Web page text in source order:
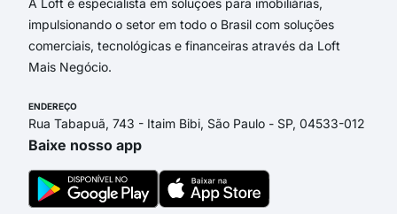
A Loft é especialista em soluções para imobiliárias,
impulsionando o setor em todo o Brasil com soluções
comerciais, tecnológicas e financeiras através da Loft
Mais Negócio.
ENDEREÇO
Rua Tabapuã, 743 - Itaim Bibi, São Paulo - SP, 04533-012
Baixe nosso app